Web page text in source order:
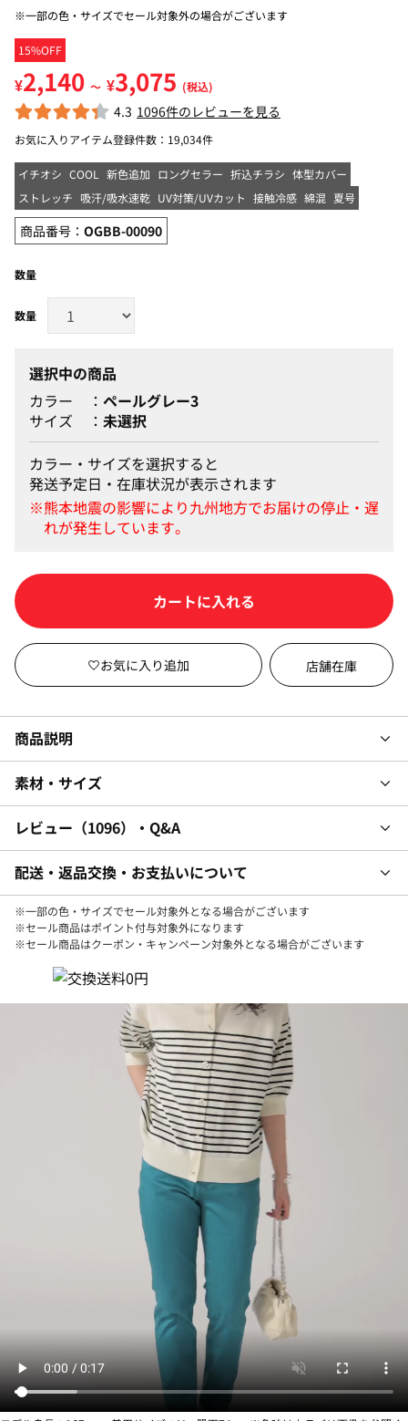
15%OFF
※一部の色・サイズでセール対象外の場合がございます
¥2,140 ～ ¥3,075 (税込)
4.3 1096件のレビューを見る
お気に入りアイテム登録件数： 19,034件
イチオシ COOL 新色追加 ロングセラー 折込チラシ 体型カバー
ストレッチ 吸汗/吸水速乾 UV対策/UVカット 接触冷感 綿混 夏号
商品番号： OGBB-00090
数量
選択中の商品
カラー
ペールグレー3
サイズ
未選択
カラー・サイズを選択すると
発送予定日・在庫状況が表示されます
カラー・サイズを選択して
店舗在庫
商品説明
素材・サイズ
レビュー 1096 ・Q&A
配送・返品交換・お支払いについて
※一部の色・サイズでセール対象外となる場合がございます
※セール商品はポイント付与対象外になります
※セール商品はクーポン・キャンペーン対象外となる場合がございます